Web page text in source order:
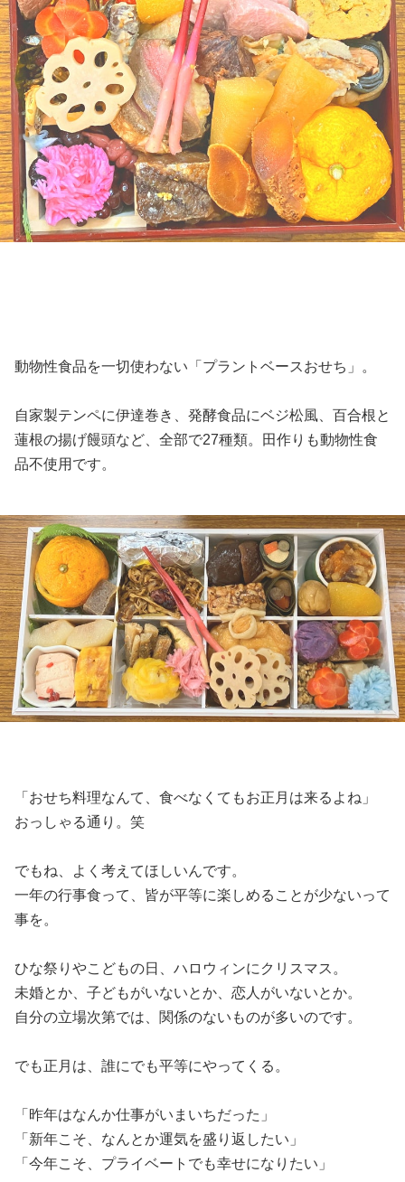
動物性食品を一切使わない「プラントベースおせち」。
自家製テンペに伊達巻き、発酵食品にベジ松風、百合根と
蓮根の揚げ饅頭など、全部で27種類。田作りも動物性食
品不使用です。
「おせち料理なんて、食べなくてもお正月は来るよね」
おっしゃる通り。笑
でもね、よく考えてほしいんです。
一年の行事食って、皆が平等に楽しめることが少ないって
事を。
ひな祭りやこどもの日、ハロウィンにクリスマス。
未婚とか、子どもがいないとか、恋人がいないとか。
自分の立場次第では、関係のないものが多いのです。
でも正月は、誰にでも平等にやってくる。
「昨年はなんか仕事がいまいちだった」
「新年こそ、なんとか運気を盛り返したい」
「今年こそ、プライベートでも幸せになりたい」